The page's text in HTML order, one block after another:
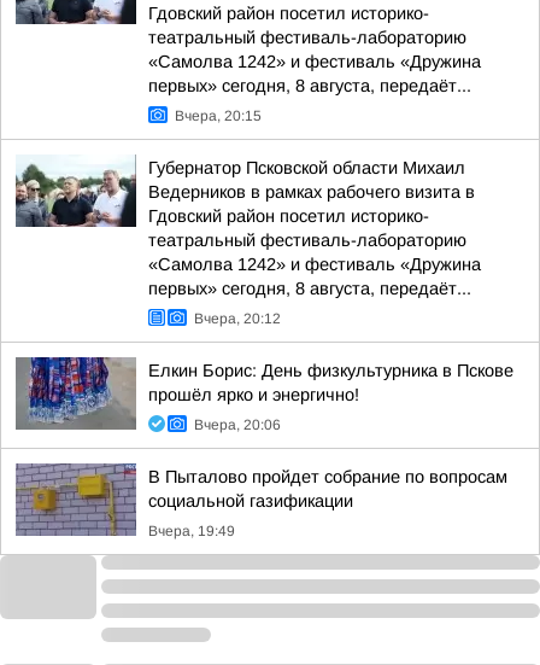
Гдовский район посетил историко-
театральный фестиваль-лабораторию
«Самолва 1242» и фестиваль «Дружина
первых» сегодня, 8 августа, передаёт...
Вчера, 20:15
Губернатор Псковской области Михаил
Ведерников в рамках рабочего визита в
Гдовский район посетил историко-
театральный фестиваль-лабораторию
«Самолва 1242» и фестиваль «Дружина
первых» сегодня, 8 августа, передаёт...
Вчера, 20:12
Елкин Борис: День физкультурника в Пскове
прошёл ярко и энергично!
Вчера, 20:06
В Пыталово пройдет собрание по вопросам
социальной газификации
Вчера, 19:49